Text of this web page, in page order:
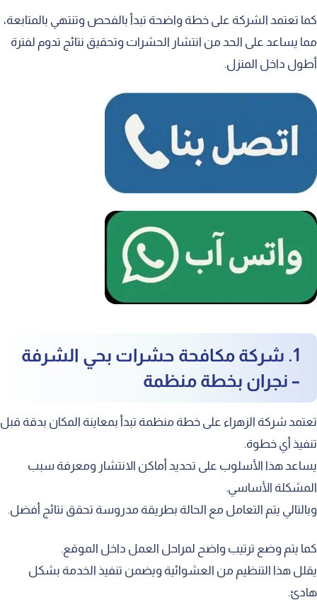
تعتمد الشركة على خطة واضحة تبدأ بالفحص وتنتهي بالمتابعة،
يساعد على الحد من انتشار الحشرات وتحقيق نتائج تدوم لفترة
داخل المنزل.
1. شركة مكافحة حشرات بحي الشرفة
– نجران بخطة منظمة
شركة الزهراء على خطة منظمة تبدأ بمعاينة المكان بدقة قبل
أي خطوة.
هذا الأسلوب على تحديد أماكن الانتشار ومعرفة سبب
الأساسي.
يتم التعامل مع الحالة بطريقة مدروسة تحقق نتائج أفضل.
يتم وضع ترتيب واضح لمراحل العمل داخل الموقع.
هذا التنظيم من العشوائية ويضمن تنفيذ الخدمة بشكل